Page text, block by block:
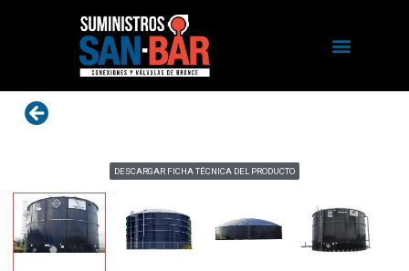
DESCARGAR FICHA TÉCNICA DEL PRODUCTO